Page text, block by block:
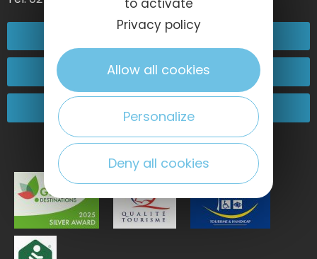
02 32 74 04 04
Kontakt
Kommen Sie zu uns!
to activate
Privacy policy
Allow all cookies
Personalize
Deny all cookies